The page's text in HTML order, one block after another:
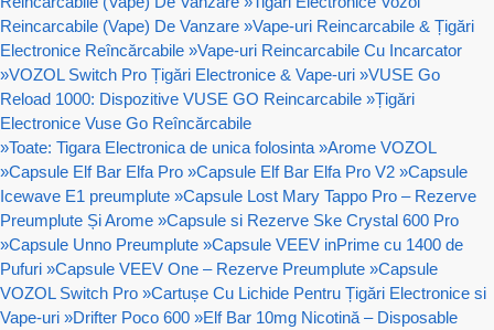
Reincarcabile (Vape) De Vanzare »Vape-uri Reincarcabile & Țigări
Electronice Reîncărcabile »Vape-uri Reincarcabile Cu Incarcator
»VOZOL Switch Pro Țigări Electronice & Vape-uri »VUSE Go
Reload 1000: Dispozitive VUSE GO Reincarcabile »Țigări
Electronice Vuse Go Reîncărcabile
»Toate: Tigara Electronica de unica folosinta »Arome VOZOL
»Capsule Elf Bar Elfa Pro »Capsule Elf Bar Elfa Pro V2 »Capsule
Icewave E1 preumplute »Capsule Lost Mary Tappo Pro – Rezerve
Preumplute Și Arome »Capsule si Rezerve Ske Crystal 600 Pro
»Capsule Unno Preumplute »Capsule VEEV inPrime cu 1400 de
Pufuri »Capsule VEEV One – Rezerve Preumplute »Capsule
VOZOL Switch Pro »Cartușe Cu Lichide Pentru Țigări Electronice si
Vape-uri »Drifter Poco 600 »Elf Bar 10mg Nicotină – Disposable